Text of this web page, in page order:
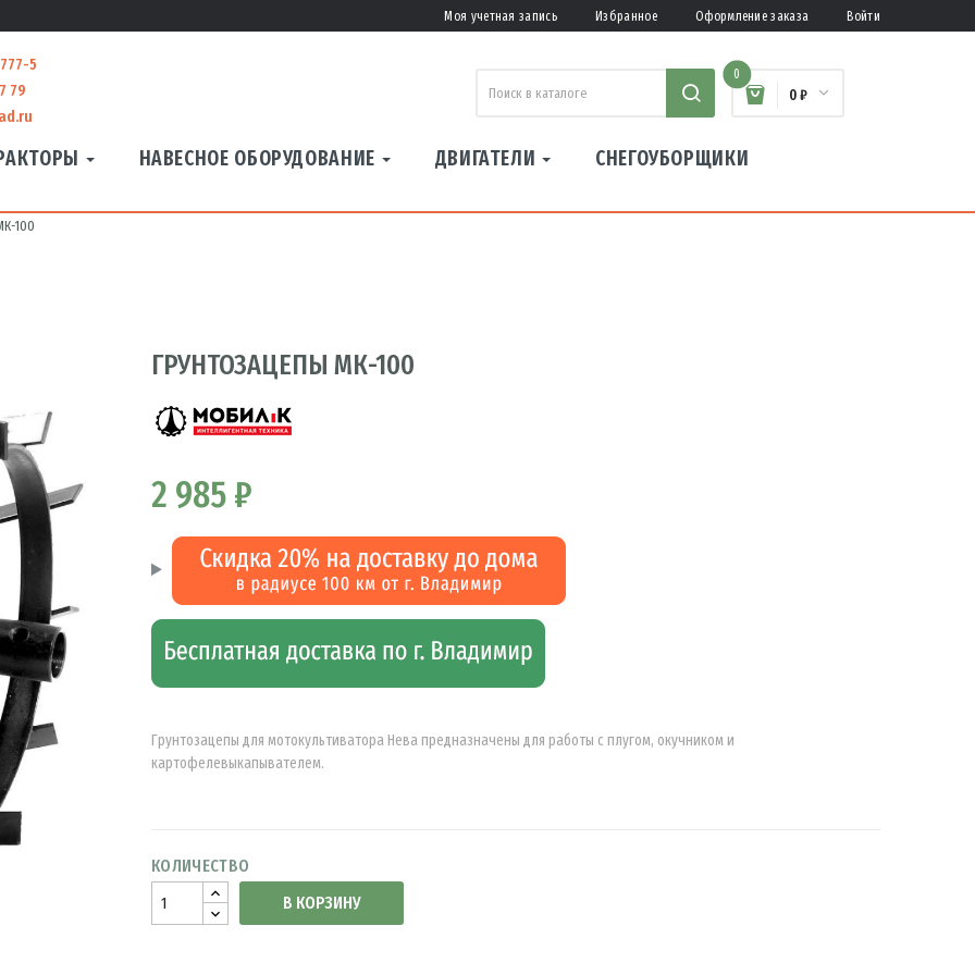
Моя учетная запись Избранное Оформление заказа Войти
5
79
0
0 ₽
НАВЕСНОЕ ОБОРУДОВАНИЕ ДВИГАТЕЛИ СНЕГОУБОРЩИКИ
100
ГРУНТОЗАЦЕПЫ МК-100
2 985 ₽
Грунтозацепы для мотокультиватора Нева предназначены для работы с плугом, окучником и
картофелевыкапывателем.
КОЛИЧЕСТВО
В КОРЗИНУ